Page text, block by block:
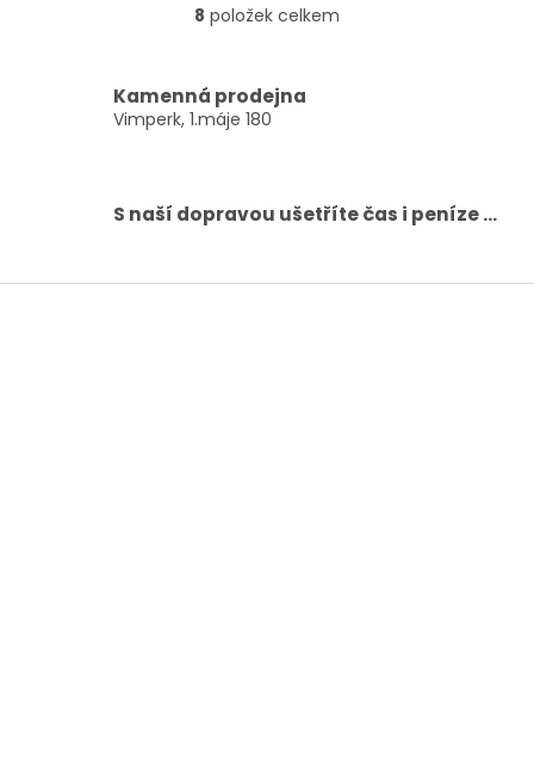
O
á
d
p
r
k
8 položek celkem
Kamenná prodejna
Vimperk, 1.máje 180
S naší dopravou ušetříte čas i peníze ...
Z